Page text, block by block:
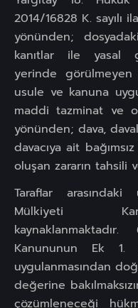
2014/16828 K. sayılı
yönünden;
kanıtlar ile yasal
yerinde
usule ve kanuna
maddi tazminat ve
yönünden; dava,
davacıya ait
oluşan zararın tahsili
Taraflar
Mülkiyeti
Kanununun Ek 1.
uygulanmasından
değerine
çözümleneceği